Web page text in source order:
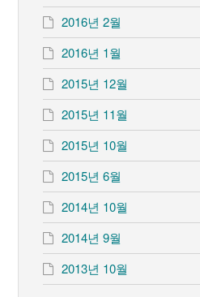
2016년 2월
2016년 1월
2015년 12월
2015년 11월
2015년 10월
2015년 6월
2014년 10월
2014년 9월
2013년 10월